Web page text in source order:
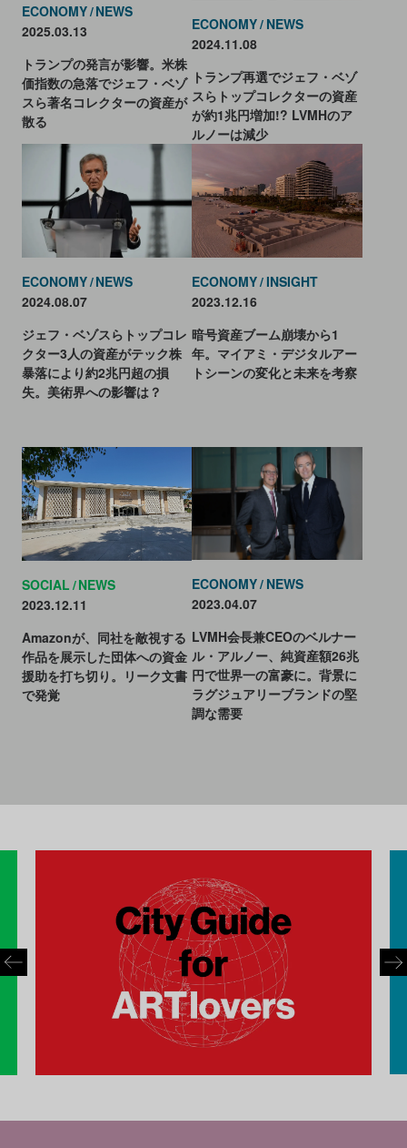
ECONOMY NEWS
2025.03.13
トランプの発言が影響。米株
価指数の急落でジェフ・ベゾ
スら著名コレクターの資産が
散る
ECONOMY NEWS
2024.11.08
トランプ再選でジェフ・ベゾ
スらトップコレクターの資産
が約1兆円増加!? LVMHのア
ルノーは減少
ECONOMY NEWS
2024.08.07
ジェフ・ベゾスらトップコレ
クター3人の資産がテック株
暴落により約2兆円超の損
失。美術界への影響は？
ECONOMY INSIGHT
2023.12.16
暗号資産ブーム崩壊から1
年。マイアミ・デジタルアー
トシーンの変化と未来を考察
SOCIAL NEWS
2023.12.11
Amazonが、同社を敵視する
作品を展示した団体への資金
援助を打ち切り。リーク文書
で発覚
ECONOMY NEWS
2023.04.07
LVMH会長兼CEOのベルナー
ル・アルノー、純資産額26兆
円で世界一の富豪に。背景に
ラグジュアリーブランドの堅
調な需要